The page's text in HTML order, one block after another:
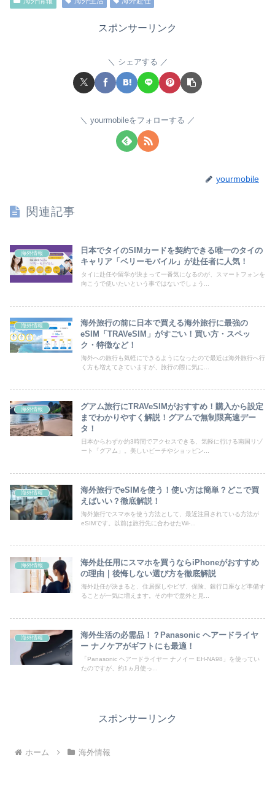
スポンサーリンク
シェアする
yourmobileをフォローする
yourmobile
関連記事
海外情報
日本でタイのSIMカードを契約できる唯一のタイの
キャリア「ベリーモバイル」が赴任者に人気！
タイに赴任や留学が決まって一番気になるのが、スマートフォンを
向こうで使いたいという事ではないでしょう...
海外情報
海外旅行の前に日本で買える海外旅行に最強の
eSIM「TRAVeSIM」がすごい！買い方・スペッ
ク・特徴など！
海外への旅行も気軽にできるようになったので最近は海外旅行へ行
く方も増えてきていますが、旅行の際に気に...
海外情報
グアム旅行にTRAVeSIMがおすすめ！購入から設定
までわかりやすく解説！グアムで無制限高速デー
タ！
日本からわずか約3時間でアクセスできる、気軽に行ける南国リゾ
ート「グアム」。美しいビーチやショッピン...
海外情報
海外旅行でeSIMを使う！使い方は簡単？どこで買
えばいい？徹底解説！
海外旅行でスマホを使う方法として、最近注目されている方法が
eSIMです。以前は旅行先に合わせたWi-...
海外情報
海外赴任用にスマホを買うならiPhoneがおすすめ
の理由｜後悔しない選び方を徹底解説
海外赴任が決まると、住居探しやビザ、保険、銀行口座など準備す
ることが一気に増えます。その中で意外と見...
海外情報
海外生活の必需品！？Panasonic ヘアードライヤ
ー ナノケアがギフトにも最適！
「Panasonic ヘアードライヤー ナノイー EH-NA98」を使ってい
たのですが、約1ヵ月使っ...
スポンサーリンク
ホーム 海外情報